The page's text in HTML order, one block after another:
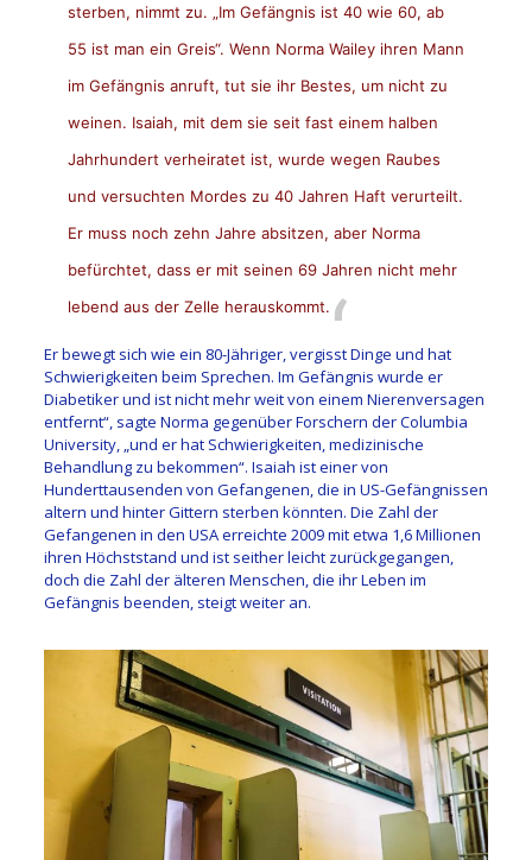
sterben, nimmt zu. „Im Gefängnis ist 40 wie 60, ab
55 ist man ein Greis“. Wenn Norma Wailey ihren Mann
im Gefängnis anruft, tut sie ihr Bestes, um nicht zu
weinen. Isaiah, mit dem sie seit fast einem halben
Jahrhundert verheiratet ist, wurde wegen Raubes
und versuchten Mordes zu 40 Jahren Haft verurteilt.
Er muss noch zehn Jahre absitzen, aber Norma
befürchtet, dass er mit seinen 69 Jahren nicht mehr
lebend aus der Zelle herauskommt.
Er bewegt sich wie ein 80-Jähriger, vergisst Dinge und hat
Schwierigkeiten beim Sprechen. Im Gefängnis wurde er
Diabetiker und ist nicht mehr weit von einem Nierenversagen
entfernt“, sagte Norma gegenüber Forschern der Columbia
University, „und er hat Schwierigkeiten, medizinische
Behandlung zu bekommen“. Isaiah ist einer von
Hunderttausenden von Gefangenen, die in US-Gefängnissen
altern und hinter Gittern sterben könnten. Die Zahl der
Gefangenen in den USA erreichte 2009 mit etwa 1,6 Millionen
ihren Höchststand und ist seither leicht zurückgegangen,
doch die Zahl der älteren Menschen, die ihr Leben im
Gefängnis beenden, steigt weiter an.